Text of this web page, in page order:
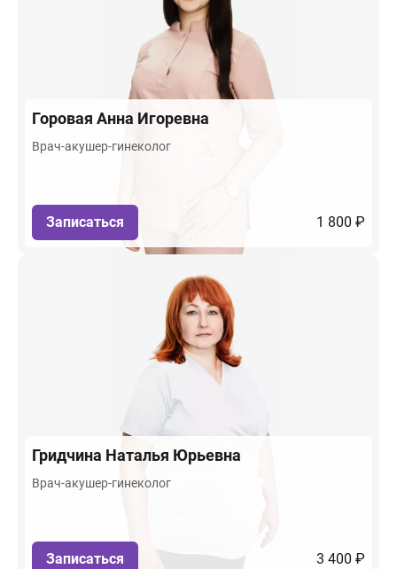
Горовая Анна Игоревна
Врач-акушер-гинеколог
Записаться 1 800 ₽
Гридчина Наталья Юрьевна
Врач-акушер-гинеколог
Записаться 3 400 ₽